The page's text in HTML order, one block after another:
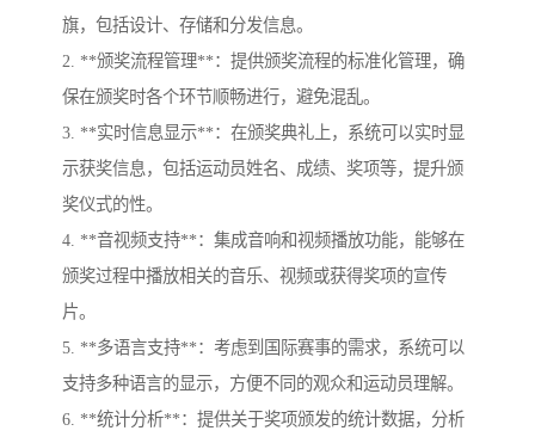
旗，包括设计、存储和分发信息。
2. **颁奖流程管理**：提供颁奖流程的标准化管理，确
保在颁奖时各个环节顺畅进行，避免混乱。
3. **实时信息显示**：在颁奖典礼上，系统可以实时显
示获奖信息，包括运动员姓名、成绩、奖项等，提升颁
奖仪式的性。
4. **音视频支持**：集成音响和视频播放功能，能够在
颁奖过程中播放相关的音乐、视频或获得奖项的宣传
片。
5. **多语言支持**：考虑到国际赛事的需求，系统可以
支持多种语言的显示，方便不同的观众和运动员理解。
6. **统计分析**：提供关于奖项颁发的统计数据，分析